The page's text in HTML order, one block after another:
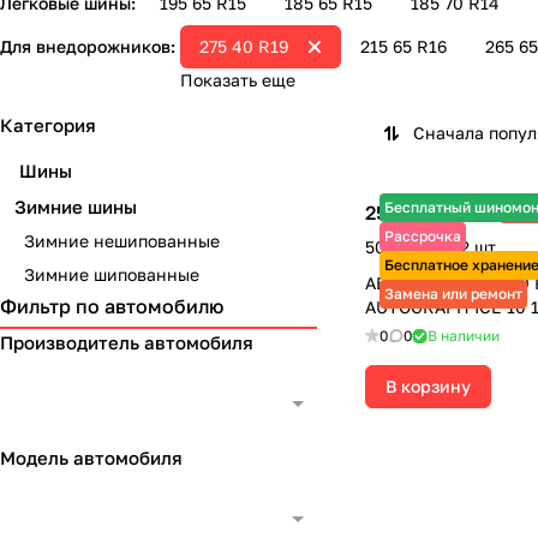
Для внедорожников: 215 65 R16 265
275 40 R19
Показать еще
Сначала
Бесплатный
Рассрочка
Бесплатное хранение
Замена или ремонт
25 385 ₽26 720 ₽ -5%
50 770 ₽ за 2 шт.
АВТОШИНЫ 275/40
AUTOGRAPH ICE 10
0 0 В наличии
В корзину
Категория
Шины
Зимние шины
Зимние нешипованные
Зимние шипованные
Фильтр по автомобилю
Производитель автомобиля
Модель автомобиля